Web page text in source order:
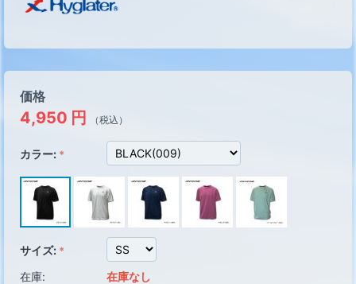
価格
4,950 円 （税込）
カラー:
サイズ:
在庫:
在庫なし